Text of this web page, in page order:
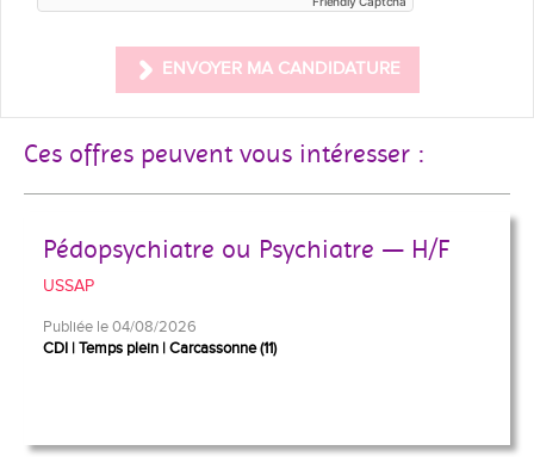
ENVOYER MA CANDIDATURE
Ces offres peuvent vous intéresser :
Pédopsychiatre ou Psychiatre — H/F
USSAP
Publiée le 04/08/2026
CDI Temps plein Carcassonne (11)